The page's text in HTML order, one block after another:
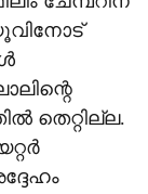
തെറ്റില്ല.